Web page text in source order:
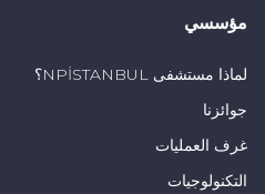
مؤسسي
لماذا مستشفى NPİSTANBUL؟
جوائزنا
غرف العمليات
التكنولوجيات